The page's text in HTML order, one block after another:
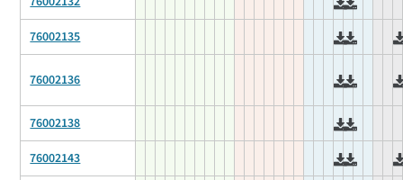
76002135
76002136
76002138
76002143